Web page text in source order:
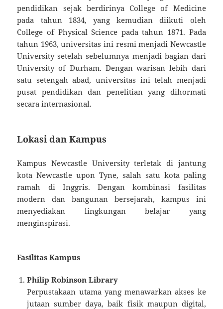
pendidikan sejak berdirinya College of Medicine
pada tahun 1834, yang kemudian diikuti oleh
College of Physical Science pada tahun 1871. Pada
tahun 1963, universitas ini resmi menjadi Newcastle
University setelah sebelumnya menjadi bagian dari
University of Durham. Dengan warisan lebih dari
satu setengah abad, universitas ini telah menjadi
pusat pendidikan dan penelitian yang dihormati
secara internasional.
Lokasi dan Kampus
Kampus Newcastle University terletak di jantung
kota Newcastle upon Tyne, salah satu kota paling
ramah di Inggris. Dengan kombinasi fasilitas
modern dan bangunan bersejarah, kampus ini
menyediakan lingkungan belajar yang
menginspirasi.
Fasilitas Kampus
Philip Robinson Library
Perpustakaan utama yang menawarkan akses ke
jutaan sumber daya, baik fisik maupun digital,